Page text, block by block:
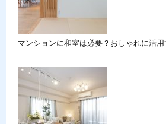
マンションに和室は必要？おしゃれに活